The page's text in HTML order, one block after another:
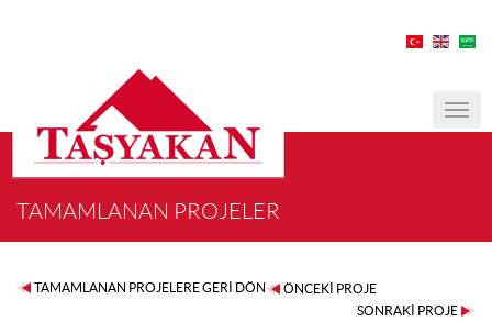
TAMAMLANAN PROJELER
TAMAMLANAN PROJELERE GERİ DÖN
ÖNCEKİ PROJE
SONRAKİ PROJE